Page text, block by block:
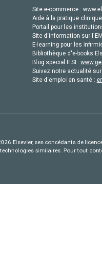
Site e-commerce :
Aide à la pratique
Portail pour les
Site d'information sur
E-learning pour les
Bibliothèque d'e-books
Blog special IFSI :
Suivez notre actualité
Site d'emploi en santé :
Elsevier, ses concédants de
similaires. Pour tout